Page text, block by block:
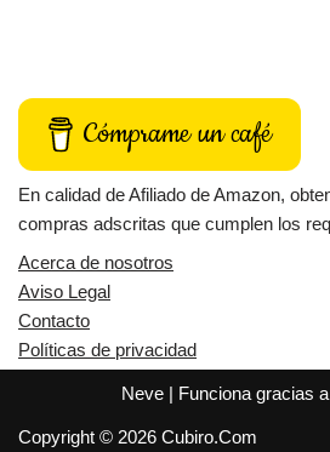
Cómprame un café
En calidad de Afiliado de Amazon,
compras adscritas que cumplen los
Acerca de nosotros
Aviso Legal
Contacto
Políticas de privacidad
Neve| Funciona gracias a
Copyright © 2026 Cubiro.Com